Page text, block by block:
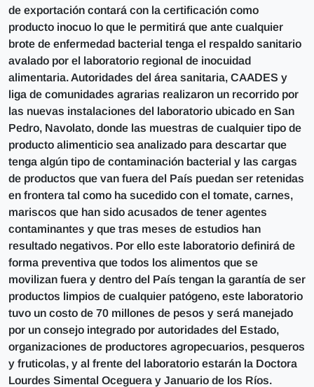
de exportación contará con la certificación como
producto inocuo lo que le permitirá que ante cualquier
brote de enfermedad bacterial tenga el respaldo sanitario
avalado por el laboratorio regional de inocuidad
alimentaria. Autoridades del área sanitaria, CAADES y
liga de comunidades agrarias realizaron un recorrido por
las nuevas instalaciones del laboratorio ubicado en San
Pedro, Navolato, donde las muestras de cualquier tipo de
producto alimenticio sea analizado para descartar que
tenga algún tipo de contaminación bacterial y las cargas
de productos que van fuera del País puedan ser retenidas
en frontera tal como ha sucedido con el tomate, carnes,
mariscos que han sido acusados de tener agentes
contaminantes y que tras meses de estudios han
resultado negativos. Por ello este laboratorio definirá de
forma preventiva que todos los alimentos que se
movilizan fuera y dentro del País tengan la garantía de ser
productos limpios de cualquier patógeno, este laboratorio
tuvo un costo de 70 millones de pesos y será manejado
por un consejo integrado por autoridades del Estado,
organizaciones de productores agropecuarios, pesqueros
y fruticolas, y al frente del laboratorio estarán la Doctora
Lourdes Simental Oceguera y Januario de los Ríos.